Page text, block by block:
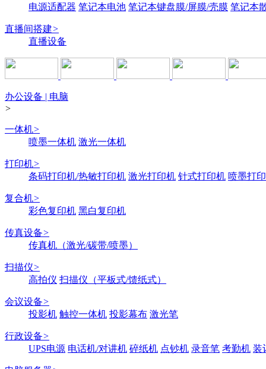
电源适配器 笔记本电池 笔记本键盘膜/屏膜/壳膜 笔记本
直播间搭建>
直播设备
办公设备 | 电脑
>
一体机>
喷墨一体机 激光一体机
打印机>
条码打印机/热敏打印机 激光打印机 针式打印机 喷墨打
复合机>
彩色复印机 黑白复印机
传真设备>
传真机（激光/碳带/喷墨）
扫描仪>
高拍仪 扫描仪（平板式/馈纸式）
会议设备>
投影机 触控一体机 投影幕布 激光笔
行政设备>
UPS电源 电话机/对讲机 碎纸机 点钞机 录音笔 考勤机 装